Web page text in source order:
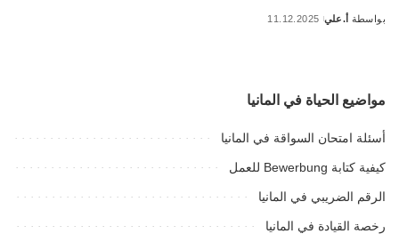
Posted
بواسطة أ.علي 11.12.2025
مواضيع الحياة في المانيا
أسئلة امتحان السواقة في المانيا
كيفية كتابة Bewerbung للعمل
الرقم الضريبي في المانيا
رخصة القيادة في المانيا